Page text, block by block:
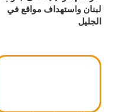
لبنان واستهداف مواقع في
الجليل